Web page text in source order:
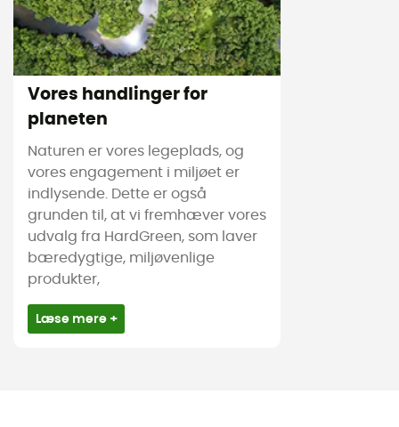
Vores handlinger for
planeten
Naturen er vores legeplads, og
vores engagement i miljøet er
indlysende. Dette er også
grunden til, at vi fremhæver vores
udvalg fra HardGreen, som laver
bæredygtige, miljøvenlige
produkter,
Læse mere +